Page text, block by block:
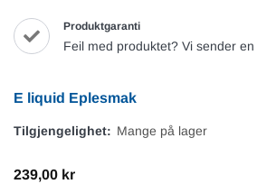
Produktgaranti
Feil med produktet? Vi sender en
E liquid Eplesmak
Tilgjengelighet: Mange på lager
239,00 kr